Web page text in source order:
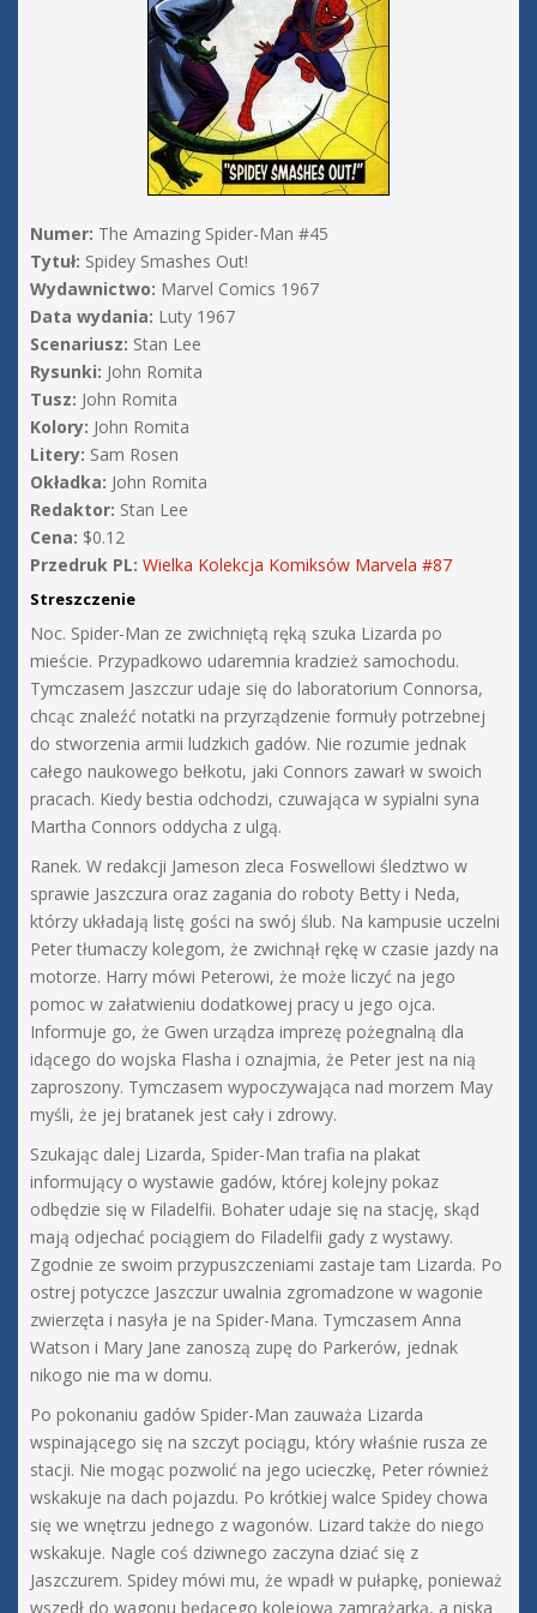
Numer: The Amazing Spider-Man #45
Tytuł: Spidey Smashes Out!
Wydawnictwo: Marvel Comics 1967
Data wydania: Luty 1967
Scenariusz: Stan Lee
Rysunki: John Romita
Tusz: John Romita
Kolory: John Romita
Litery: Sam Rosen
Okładka: John Romita
Redaktor: Stan Lee
Cena: $0.12
Przedruk PL: Wielka Kolekcja Komiksów Marvela #87
Streszczenie
Noc. Spider-Man ze zwichniętą ręką szuka Lizarda po
mieście. Przypadkowo udaremnia kradzież samochodu.
Tymczasem Jaszczur udaje się do laboratorium Connorsa,
chcąc znaleźć notatki na przyrządzenie formuły potrzebnej
do stworzenia armii ludzkich gadów. Nie rozumie jednak
całego naukowego bełkotu, jaki Connors zawarł w swoich
pracach. Kiedy bestia odchodzi, czuwająca w sypialni syna
Martha Connors oddycha z ulgą.
Ranek. W redakcji Jameson zleca Foswellowi śledztwo w
sprawie Jaszczura oraz zagania do roboty Betty i Neda,
którzy układają listę gości na swój ślub. Na kampusie uczelni
Peter tłumaczy kolegom, że zwichnął rękę w czasie jazdy na
motorze. Harry mówi Peterowi, że może liczyć na jego
pomoc w załatwieniu dodatkowej pracy u jego ojca.
Informuje go, że Gwen urządza imprezę pożegnalną dla
idącego do wojska Flasha i oznajmia, że Peter jest na nią
zaproszony. Tymczasem wypoczywająca nad morzem May
myśli, że jej bratanek jest cały i zdrowy.
Szukając dalej Lizarda, Spider-Man trafia na plakat
informujący o wystawie gadów, której kolejny pokaz
odbędzie się w Filadelfii. Bohater udaje się na stację, skąd
mają odjechać pociągiem do Filadelfii gady z wystawy.
Zgodnie ze swoim przypuszczeniami zastaje tam Lizarda. Po
ostrej potyczce Jaszczur uwalnia zgromadzone w wagonie
zwierzęta i nasyła je na Spider-Mana. Tymczasem Anna
Watson i Mary Jane zanoszą zupę do Parkerów, jednak
nikogo nie ma w domu.
Po pokonaniu gadów Spider-Man zauważa Lizarda
wspinającego się na szczyt pociągu, który właśnie rusza ze
stacji. Nie mogąc pozwolić na jego ucieczkę, Peter również
wskakuje na dach pojazdu. Po krótkiej walce Spidey chowa
się we wnętrzu jednego z wagonów. Lizard także do niego
wskakuje. Nagle coś dziwnego zaczyna dziać się z
Jaszczurem. Spidey mówi mu, że wpadł w pułapkę, ponieważ
wszedł do wagonu będącego kolejową zamrażarką, a niska